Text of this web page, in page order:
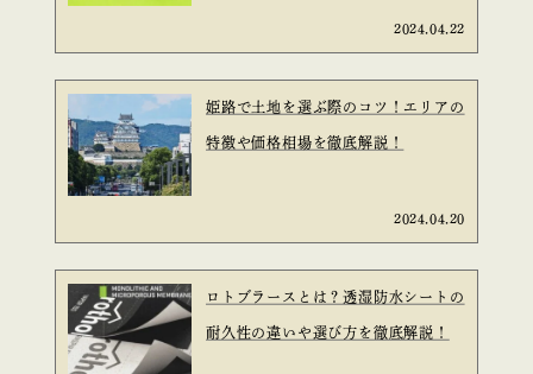
2024.04.22
姫路で土地を選ぶ際のコツ！エリアの
特徴や価格相場を徹底解説！
2024.04.20
ロトブラースとは？透湿防水シートの
耐久性の違いや選び方を徹底解説！